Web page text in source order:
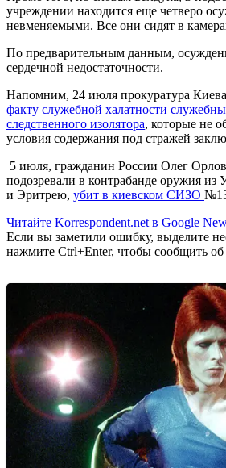
учреждении находится еще четверо
невменяемыми. Все они сидят в
По предварительным данным,
сердечной недостаточности.
Напомним, 24 июля прокуратура Киева
факту служебной халатности
следственного изолятора, которые не
условия содержания под стражей
5 июля, гражданин России Олег
подозревали в контрабанде оружия
и Эритрею, убит в киевском СИЗО
Читайте Korrespondent.net в Google
Если вы заметили ошибку, выделите
нажмите Ctrl+Enter, чтобы сообщить об